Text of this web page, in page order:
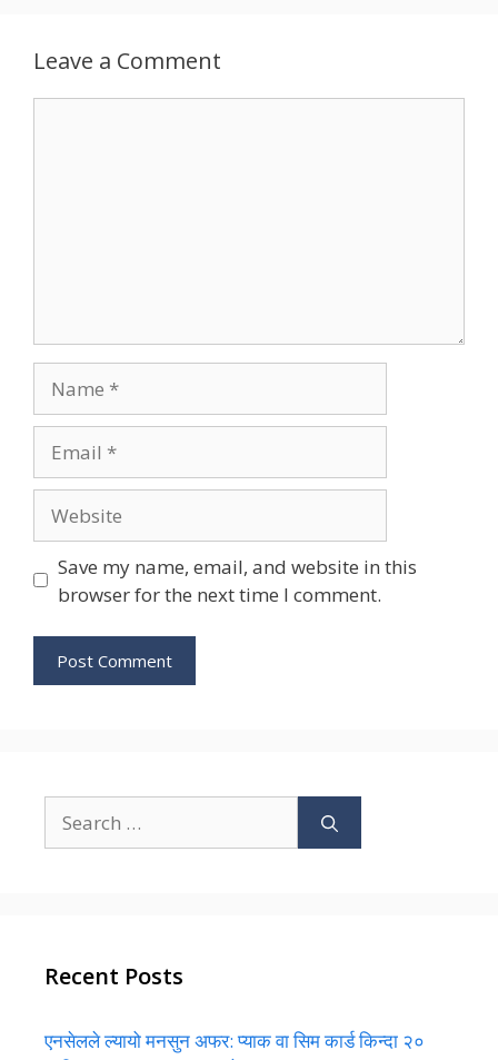
Leave a Comment
Save my name, email, and website in this
browser for the next time I comment.
for:
Recent Posts
एनसेलले ल्यायो मनसुन अफर: प्याक वा सिम कार्ड किन्दा २०